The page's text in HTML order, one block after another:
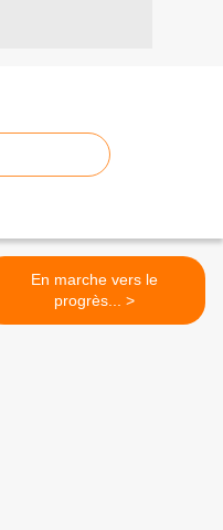
En marche vers le
progrès... >